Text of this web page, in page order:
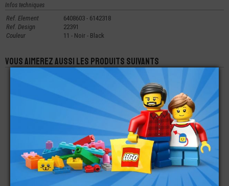
Infos techniques
Ref. Element
6408603 - 6142318
Ref. Design
22391
Couleur
11 - Noir - Black
Vous aimerez aussi les produits suivants
BISEAUTÉE À
0,99 €
LEGO® BRIQUE
BISEAUTÉE - ARME -
FEUILLES
0,49€
LEGO® PLATE 2X3
BISEAUTÉE À
GAUCHE
0,21€
LEGO® PLATE 3X6
BISEAUTÉE À DROITE
LEGO® BRIQUE 10X3
BISEAUTÉE À
LEGO® PLATE
BISEAUTÉE 4X8